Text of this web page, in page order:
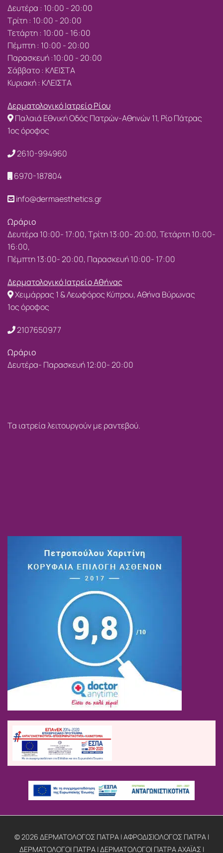
Δευτέρα : 10:00 - 20:00
Τρίτη : 10:00 - 20:00
Τετάρτη : 10:00 - 16:00
Πέμπτη : 10:00 - 20:00
Παρασκευή :10:00 - 20:00
Σάββατο : ΚΛΕΙΣΤΑ
Κυριακή : ΚΛΕΙΣΤΑ
Δερματολογικό Ιατρείο Ρίου
Παλαιά Εθνική Οδός Πατρών-Αθηνών 11, Ρίο Πάτρας
1ος όροφος
2610-994960
6970-187804
info@dermaesthetics.gr
Ωράριο
Δευτέρα 10:00- 17:00, Τρίτη 13:00- 20:00, Τετάρτη 10:00-
16:00,
Πέμπτη 13:00- 20:00, Παρασκευή 10:00- 17:00
Δερματολογικό Ιατρείο Αθήνας
Χειμάρρας 1 & Λεωφόρος Κύπρου, Αθήνα Βύρωνας
1ος όροφος
2107650977
Ωράριο
Δευτέρα- Παρασκευή 12:00- 20:00
Τα ιατρεία λειτουργούν με ραντεβού.
© 2026 ΔΕΡΜΑΤΟΛΟΓΟΣ ΠΑΤΡΑ | ΑΦΡΟΔΙΣΙΟΛΟΓΟΣ ΠΑΤΡΑ |
ΔΕΡΜΑΤΟΛΟΓΟΙ ΠΑΤΡΑ | ΔΕΡΜΑΤΟΛΟΓΟΙ ΠΑΤΡΑ ΑΧΑΪΑΣ |